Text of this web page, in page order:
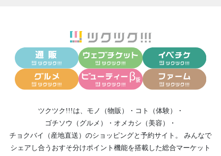
ツクツク!!!は、 モノ（物販） ・ コト（体験）
・
ゴチソウ（グルメ）
・ オメカシ（美容）
・
チョクバイ（産地直送） のショッピングと予約サイト。
みんなで
シェアし合う おすそ分けポイント機能を搭載した総合マーケット